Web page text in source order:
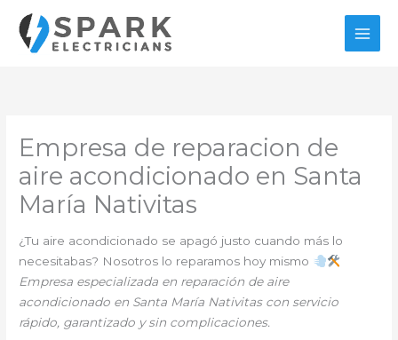
contenido
Empresa de reparacion de
aire acondicionado en Santa
María Nativitas
¿Tu aire acondicionado se apagó justo cuando más lo
necesitabas? Nosotros lo reparamos hoy mismo
Empresa especializada en reparación de aire
acondicionado en Santa María Nativitas con servicio
rápido, garantizado y sin complicaciones.